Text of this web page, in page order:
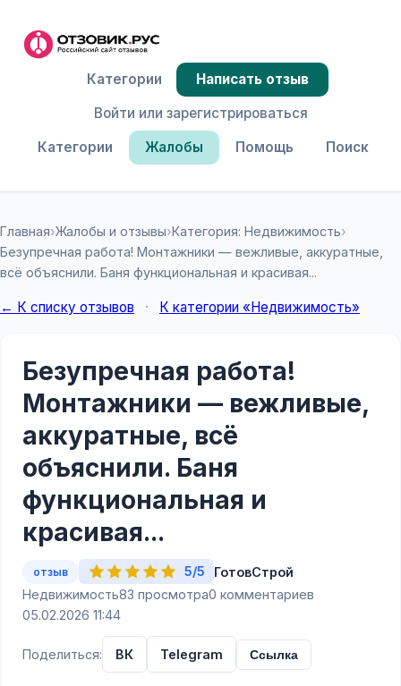
Категории Жалобы Помощь Поиск
Категории
Написать отзыв
Войти или зарегистрироваться
Главная›Жалобы и отзывы›Категория: Недвижимость›
Безупречная работа! Монтажники — вежливые, аккуратные,
всё объяснили. Баня функциональная и красивая...
← К списку отзывов · К категории «Недвижимость»
Безупречная работа!
Монтажники — вежливые,
аккуратные, всё
объяснили. Баня
функциональная и
красивая...
отзыв 5/5
ГотовСтрой
Недвижимость83 просмотра0 комментариев
05.02.2026 11:44
Поделиться: ВК Telegram Ссылка